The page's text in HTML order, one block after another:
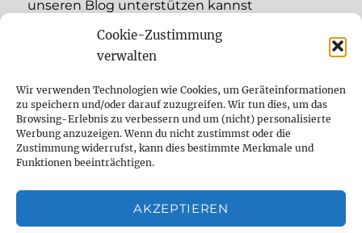
Cookie-Zustimmung
verwalten
Wir verwenden Technologien wie Cookies, um Geräteinformationen
zu speichern und/oder darauf zuzugreifen. Wir tun dies, um das
Browsing-Erlebnis zu verbessern und um (nicht) personalisierte
Werbung anzuzeigen. Wenn du nicht zustimmst oder die
Zustimmung widerrufst, kann dies bestimmte Merkmale und
Funktionen beeinträchtigen.
AKZEPTIEREN
unseren Blog unterstützen kannst
öffnen
YouTube
Instagram
Feed